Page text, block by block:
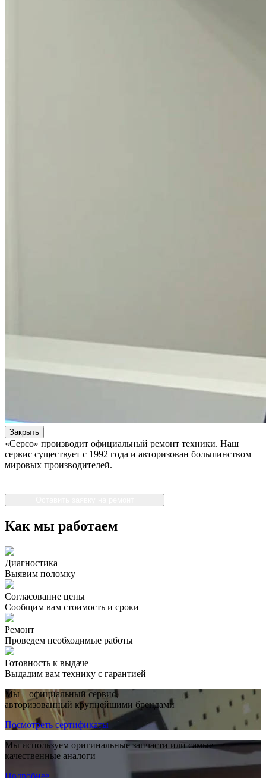
Закрыть
«Серсо» производит официальный ремонт техники. Наш
сервис существует с 1992 года и авторизован большинством
мировых производителей.
Как мы работаем
Диагностика
Выявим поломку
Согласование цены
Сообщим вам стоимость и сроки
Ремонт
Проведем необходимые работы
Готовность к выдаче
Выдадим вам технику с гарантией
Мы – официальный сервис,
авторизованный крупнейшими брендами
Посмотреть сертификаты
Мы используем оригинальные запчасти или самые
качественные аналоги
Подробнее